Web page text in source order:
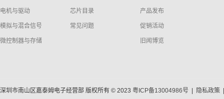
电机与驱动
模拟与混合信号
微控制器与存储
芯片目录
常见问题
产品发布
促销活动
旧闻博览
深圳市南山区嘉泰姆电子经营部 版权所有 © 2023 粤ICP备13004986号 隐私政策